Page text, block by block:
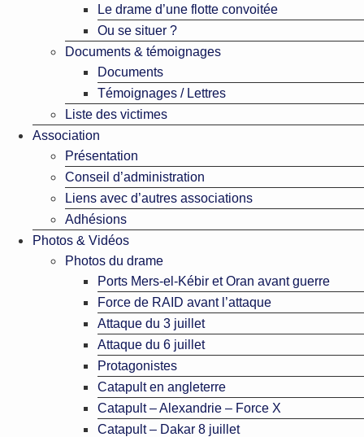
Le drame d’une flotte convoitée
Ou se situer ?
Documents & témoignages
Documents
Témoignages / Lettres
Liste des victimes
Association
Présentation
Conseil d’administration
Liens avec d’autres associations
Adhésions
Photos & Vidéos
Photos du drame
Ports Mers-el-Kébir et Oran avant guerre
Force de RAID avant l’attaque
Attaque du 3 juillet
Attaque du 6 juillet
Protagonistes
Catapult en angleterre
Catapult – Alexandrie – Force X
Catapult – Dakar 8 juillet